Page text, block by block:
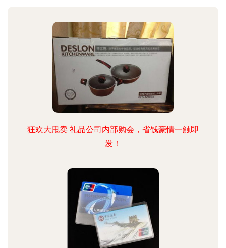
狂欢大甩卖 礼品公司内部购会，省钱豪情一触即
发！